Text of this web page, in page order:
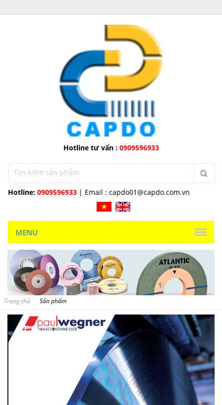
Hotline tư vấn : 0909596933
Hotline: 0909596933 | Email : capdo01@capdo.com.vn
MENU
Trang chủ Sản phẩm